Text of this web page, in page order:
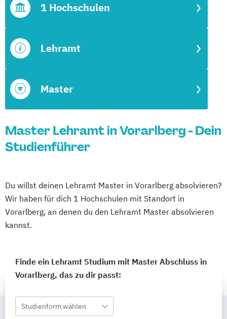
Master
Lehramt
1 Hochschulen
Master Lehramt in Vorarlberg - Dein
Studienführer
Du willst deinen Lehramt Master in Vorarlberg absolvieren?
Wir haben für dich 1 Hochschulen mit Standort in
Vorarlberg, an denen du den Lehramt Master absolvieren
kannst.
Finde ein Lehramt Studium mit Master Abschluss in
Vorarlberg, das zu dir passt:
Studienform wählen